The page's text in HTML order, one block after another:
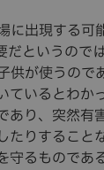
に出現する可
だというので
供が使うので
ているとわか
あり、突然有
たりすること
るものであ